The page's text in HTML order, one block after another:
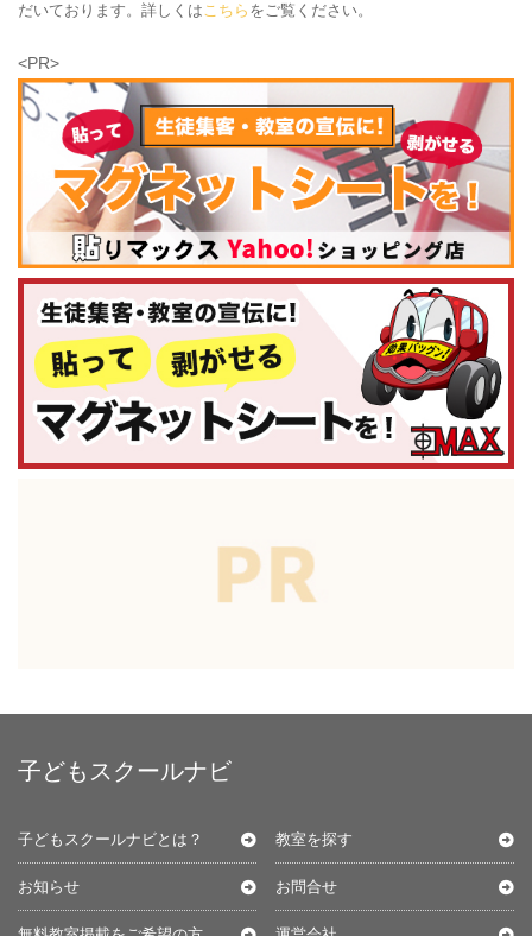
だいております。詳しくはこちら をご覧ください。
<PR>
子どもスクールナビ
子どもスクールナビとは？ 教室を探す
お知らせ お問合せ